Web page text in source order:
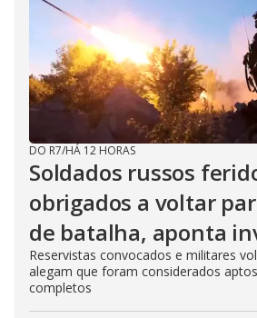
DO R7/HÁ 12 HORAS
Soldados russos
obrigados a voltar
de batalha, aponta
Reservistas convocados e militares
alegam que foram considerados
completos